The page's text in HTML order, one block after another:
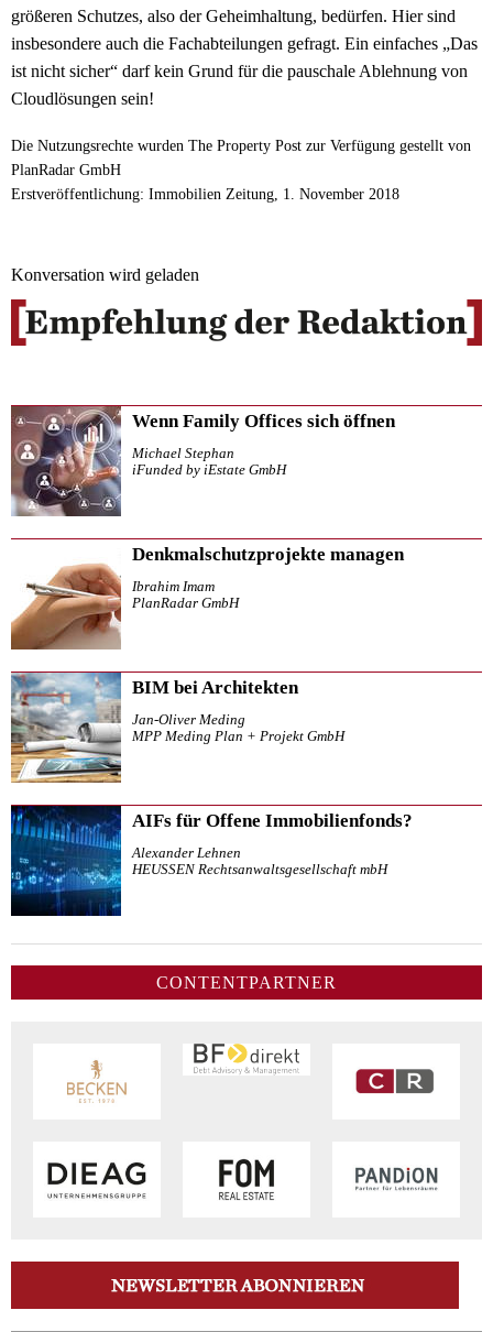
größeren Schutzes, also der Geheimhaltung, bedürfen. Hier sind
insbesondere auch die Fachabteilungen gefragt. Ein einfaches „Das
ist nicht sicher“ darf kein Grund für die pauschale Ablehnung von
Cloudlösungen sein!
Die Nutzungsrechte wurden The Property Post zur Verfügung gestellt von
PlanRadar GmbH
Erstveröffentlichung: Immobilien Zeitung, 1. November 2018
Konversation wird geladen
Wenn Family Offices sich öffnen
Michael Stephan
iFunded by iEstate GmbH
Denkmalschutzprojekte managen
Ibrahim Imam
PlanRadar GmbH
BIM bei Architekten
Jan-Oliver Meding
MPP Meding Plan + Projekt GmbH
AIFs für Offene Immobilienfonds?
Alexander Lehnen
HEUSSEN Rechtsanwaltsgesellschaft mbH
CONTENTPARTNER